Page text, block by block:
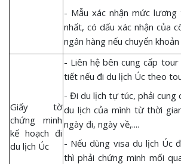
- Mẫu xác nhận mức
nhất, có dấu xác nhận của
ngân hàng nếu chuyển
Giấy tờ
chứng minh
kế hoạch đi
du lịch Úc
- Liên hệ bên cung cấp
tiết nếu đi du lịch Úc theo
- Đi du lịch tự túc, phải cung
du lịch của mình từ thời
ngày đi, ngày về,....
- Nếu dùng visa du lịch Úc
thì phải chứng minh mối